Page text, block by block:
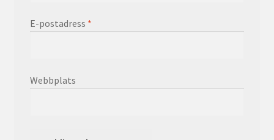
E-postadress *
Webbplats